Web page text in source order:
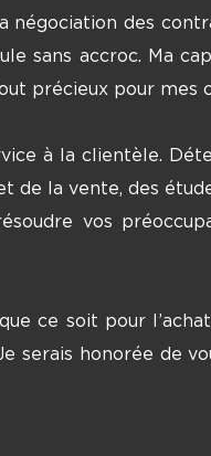
des
sans accroc. Ma
précieux pour mes
à la clientèle.
de la vente, des
vos
ce soit pour
serais honorée de